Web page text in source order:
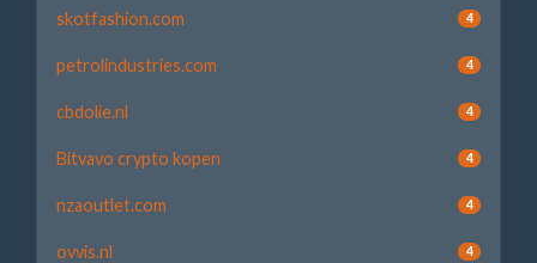
skotfashion.com 4
petrolindustries.com 4
cbdolie.nl 4
Bitvavo crypto kopen 4
nzaoutlet.com 4
ovvis.nl 4